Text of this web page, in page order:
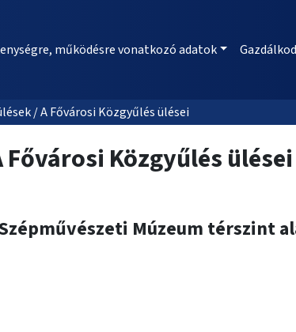
működésre vonatkozó adatok
/ A Fővárosi Közgyűlés ülései
Fővárosi Közgyűlés ülései
Múzeum térszint